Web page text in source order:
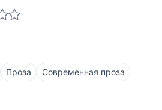
Проза
Современная проза